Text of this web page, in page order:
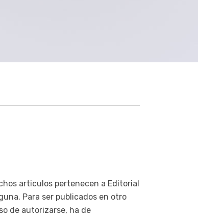
articulos pertenecen a Editorial
Para ser publicados en otro
de autorizarse, ha de